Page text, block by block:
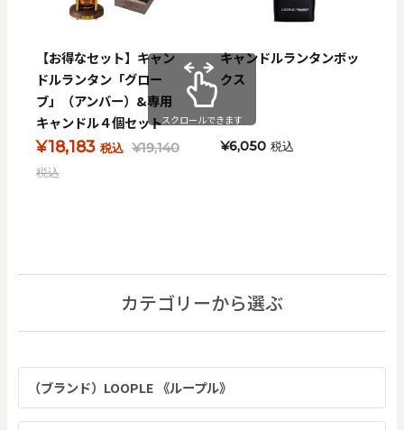
【お得なセット】キャン
ドルランタン「グロー
ブ」（アンバー）&専用
キャンドル４個セット
¥18,183 税込 ¥19,140
税込
キャンドルランタンボッ
クス
¥6,050 税込
スクロールできます
カテゴリーから選ぶ
（ブランド）LOOPLE 《ループル》